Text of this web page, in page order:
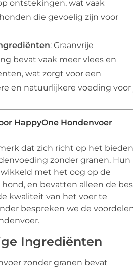
ontstekingen, wat vaak
die gevoelig zijn voor
: Graanvrije
bevat vaak meer vlees en
wat zorgt voor een
en natuurlijkere voeding voor
HappyOne Hondenvoer
dat zich richt op het bieden
zonder granen. Hun
met het oog op de
en bevatten alleen de
kwaliteit van het voer te
bespreken we de
Ingrediënten
zonder granen bevat